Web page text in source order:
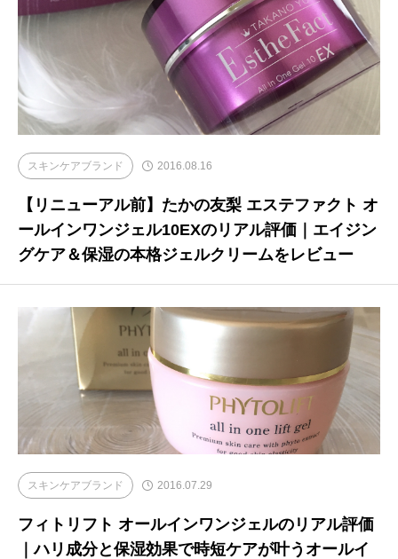
スキンケアブランド 2016.08.16
【リニューアル前】たかの友梨 エステファクト オ
ールインワンジェル10EXのリアル評価｜エイジン
グケア＆保湿の本格ジェルクリームをレビュー
スキンケアブランド 2016.07.29
フィトリフト オールインワンジェルのリアル評価
｜ハリ成分と保湿効果で時短ケアが叶うオールイ